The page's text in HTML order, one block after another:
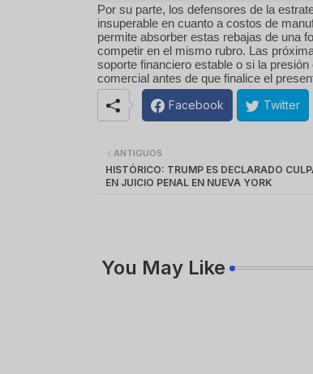
Por su parte, los defensores de la
insuperable en cuanto a costos de
permite absorber estas rebajas de una
competir en el mismo rubro. Las
soporte financiero estable o si la
comercial antes de que finalice el
Facebook
Twitter
ANTIGUOS
HISTÓRICO: TRUMP ES DECLARADO
EN JUICIO PENAL EN NUEVA YORK
You May Like